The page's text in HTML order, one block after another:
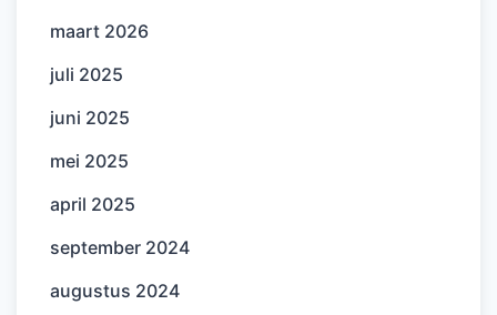
maart 2026
juli 2025
juni 2025
mei 2025
april 2025
september 2024
augustus 2024